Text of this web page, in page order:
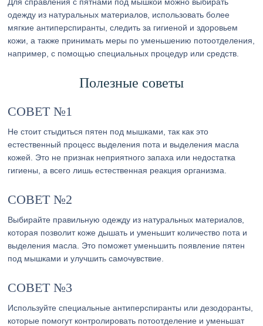
одежду из натуральных материалов, использовать более
мягкие антиперспиранты, следить за гигиеной и здоровьем
кожи, а также принимать меры по уменьшению потоотделения,
например, с помощью специальных процедур или средств.
Полезные советы
СОВЕТ №1
Не стоит стыдиться пятен под мышками, так как это
естественный процесс выделения пота и выделения масла
кожей. Это не признак неприятного запаха или недостатка
гигиены, а всего лишь естественная реакция организма.
СОВЕТ №2
Выбирайте правильную одежду из натуральных материалов,
которая позволит коже дышать и уменьшит количество пота и
выделения масла. Это поможет уменьшить появление пятен
под мышками и улучшить самочувствие.
СОВЕТ №3
Используйте специальные антиперспиранты или дезодоранты,
которые помогут контролировать потоотделение и уменьшат